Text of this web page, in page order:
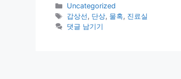
카
테
고
Uncategorized
태
그
갑상선, 단상, 물혹, 진료실
댓글 남기기